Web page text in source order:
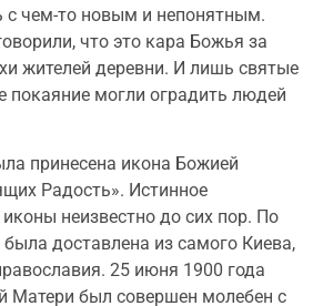
с чем-то новым и непонятным.
что это кара Божья за
жителей деревни. И лишь святые
покаяние могли оградить людей
принесена икона Божией
Радость». Истинное
неизвестно до сих пор. По
доставлена из самого Киева,
25 июня 1900 года
Матери был совершен молебен с